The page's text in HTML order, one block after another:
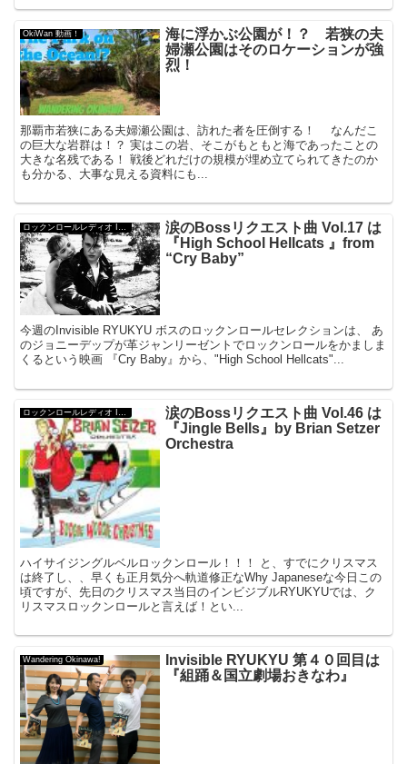
OkiWan 動画！
海に浮かぶ公園が！？ 若狭の夫
婦瀬公園はそのロケーションが強
烈！
那覇市若狭にある夫婦瀬公園は、訪れた者を圧倒する！ なんだこ
の巨大な岩群は！？ 実はこの岩、そこがもともと海であったことの
大きな名残である！ 戦後どれだけの規模が埋め立てられてきたのか
も分かる、大事な見える資料にも...
涙のBossリクエスト曲 Vol.17 は
『High School Hellcats 』from
“Cry Baby”
今週のInvisible RYUKYU ボスのロックンロールセレクションは、 あ
のジョニーデップが革ジャンリーゼントでロックンロールをかましま
くるという映画 『Cry Baby』から、"High School Hellcats"...
ロックンロールレディオ Invisible Ryukyu
涙のBossリクエスト曲 Vol.46 は
『Jingle Bells』by Brian Setzer
Orchestra
ハイサイジングルベルロックンロール！！！ と、すでにクリスマス
は終了し、、早くも正月気分へ軌道修正なWhy Japaneseな今日この
頃ですが、先日のクリスマス当日のインビジブルRYUKYUでは、ク
リスマスロックンロールと言えば！とい...
Wandering Okinawa!
Invisible RYUKYU 第４０回目は
『組踊＆国立劇場おきなわ』